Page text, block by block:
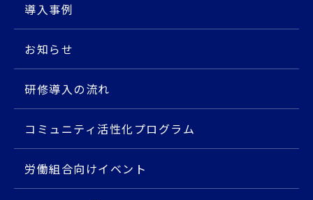
導入事例
お知らせ
研修導入の流れ
コミュニティ活性化プログラム
労働組合向けイベント